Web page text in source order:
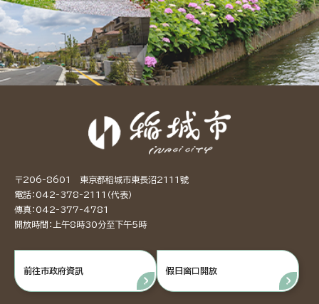
〒206-8601 東京都稻城市東長沼2111號
電話：042-378-2111（代表）
傳真：042-377-4781
開放時間：上午8時30分至下午5時
前往市政府資訊 假日窗口開放